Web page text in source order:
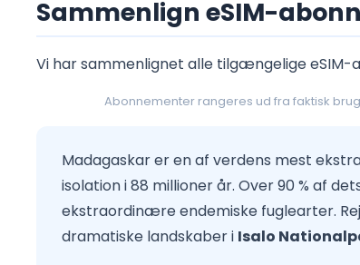
Sammenlign eSIM-
Vi har sammenlignet alle tilgængelige
Abonnementer rangeres ud fra faktisk
Madagaskar er en af verdens mest
isolation i 88 millioner år. Over 90 % af
ekstraordinære endemiske fuglearter.
dramatiske landskaber i Isalo